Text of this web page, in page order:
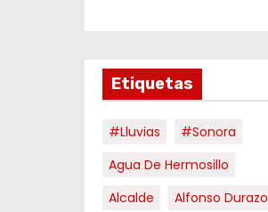
Etiquetas
#Lluvias
#Sonora
Agua De Hermosillo
Alcalde
Alfonso Durazo